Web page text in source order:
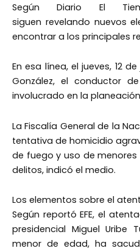
Según Diario El
siguen revelando nuevos
encontrar a los principales
En esa línea, el jueves, 12
González, el conductor
involucrado en la
La Fiscalía General de la
tentativa de homicidio
de fuego y uso de
delitos, indicó el medio.
Los elementos sobre el
Según reportó EFE, el
presidencial Miguel Uribe
menor de edad, ha